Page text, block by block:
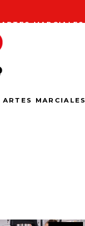
ARTES MARCIALES
ARTES MARCIALES